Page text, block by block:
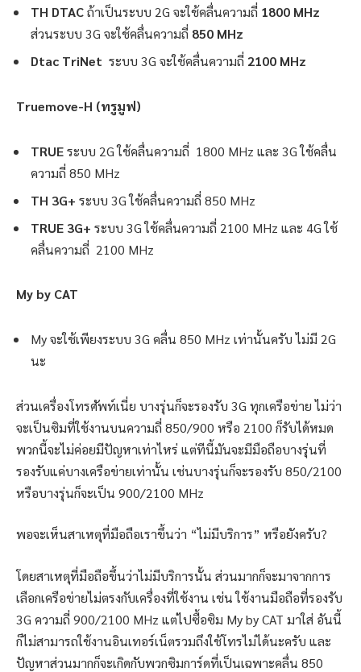
TH DTACถ้าเป็นระบบ 2G จะใช้คลื่นความถี่ 1800 MHz
ส่วนระบบ 3G จะใช้คลื่นความถี่ 850 MHz
Dtac TriNet ระบบ 3G จะใช้คลื่นความถี่ 2100 MHz
Truemove-H (ทรูมูฟ)
TRUEระบบ 2G ใช้คลื่นความถี่ 1800 MHz และ 3G ใช้คลื่น
ความถี่ 850 MHz
TH 3G+ ระบบ 3G ใช้คลื่นความถี่ 850 MHz
TRUE 3G+ ระบบ 3G ใช้คลื่นความถี่ 2100 MHz และ 4G ใช้
คลื่นความถี่ 2100 MHz
My by CAT
My จะใช้เพียงระบบ 3G คลื่น 850 MHz เท่านั้นครับ ไม่มี 2G
นะ
ส่วนเครื่องโทรศัพท์เนี่ย บางรุ่นก็จะรองรับ 3G ทุกเครือข่าย ไม่ว่า
จะเป็นซิมที่ใช้งานบนความถี่ 850/900 หรือ 2100 ก็รับได้หมด
พวกนี้จะไม่ค่อยมีปัญหาเท่าไหร่ แต่ทีนี้มันจะมีมือถือบางรุ่นที่
รองรับแค่บางเครือข่ายเท่านั้น เช่นบางรุ่นก็จะรองรับ 850/2100
หรือบางรุ่นก็จะเป็น 900/2100 MHz
พอจะเห็นสาเหตุที่มือถือเราขึ้นว่า “ไม่มีบริการ” หรือยังครับ?
โดยสาเหตุที่มือถือขึ้นว่าไม่มีบริการนั้น ส่วนมากก็จะมาจากการ
เลือกเครือข่ายไม่ตรงกับเครื่องที่ใช้งาน เช่น ใช้งานมือถือที่รองรับ
3G ความถี่ 900/2100 MHz แต่ไปซื้อซิม My by CAT มาใส่ อันนี้
ก็ไม่สามารถใช้งานอินเทอร์เน็ตรวมถึงใช้โทรไม่ได้นะครับ และ
ปัญหาส่วนมากก็จะเกิดกับพวกซิมการ์ดที่เป็นเฉพาะคลื่น 850